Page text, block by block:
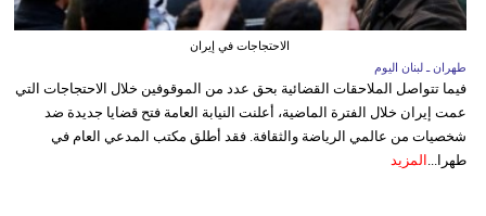
الاحتجاجات في إيران
طهران ـ لبنان اليوم
فيما تتواصل الملاحقات القضائية بحق عدد من الموقوفين خلال الاحتجاجات التي
عمت إيران خلال الفترة الماضية، أعلنت النيابة العامة فتح قضايا جديدة ضد
شخصيات من عالمي الرياضة والثقافة. فقد أطلق مكتب المدعي العام في
طهرا... المزيد